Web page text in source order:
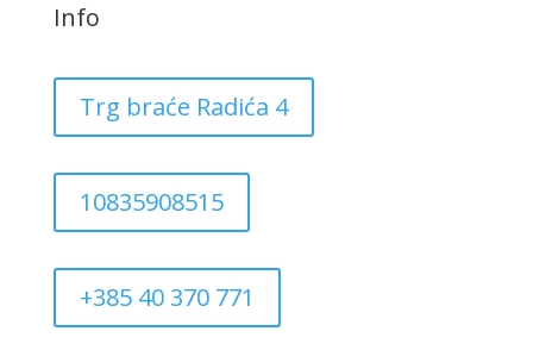
Info
Trg braće Radića 4
10835908515
+385 40 370 771